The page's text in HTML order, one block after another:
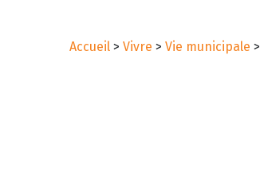
Accueil > Vivre > Vie municipale >